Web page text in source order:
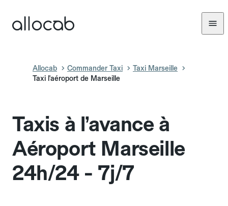
Allocab Commander Taxi
Taxi Marseille
Taxi l'aéroport de Marseille
Taxis à l’avance à
Aéroport Marseille
24h/24 - 7j/7